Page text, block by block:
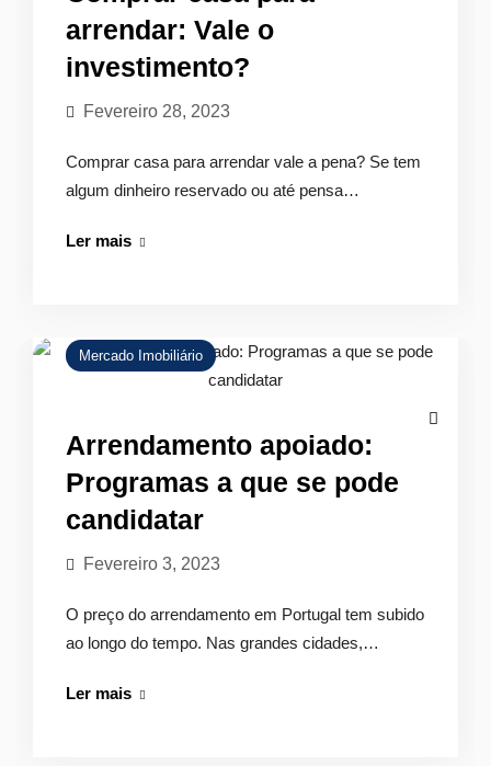
e
inquilinos
arrendar: Vale o
investimento?
Fevereiro 28, 2023
Comprar casa para arrendar vale a pena? Se tem
algum dinheiro reservado ou até pensa…
Ler maisComprar
Vale
Mercado Imobiliário
Arrendamento apoiado:
Programas a que se pode
candidatar
Fevereiro 3, 2023
O preço do arrendamento em Portugal tem subido
ao longo do tempo. Nas grandes cidades,…
Ler maisArrendamento